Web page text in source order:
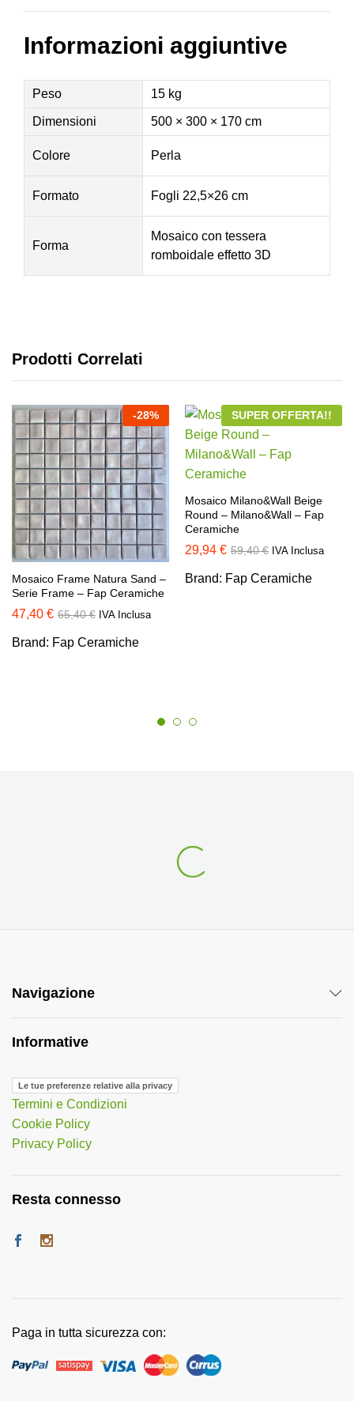
Informazioni aggiuntive
Peso 15 kg
Dimensioni 500 × 300 × 170 cm
Colore Perla
Formato Fogli 22,5×26 cm
Forma
Mosaico con tessera
romboidale effetto 3D
Prodotti Correlati
-28%
Mosaico Frame Natura Sand –
Serie Frame – Fap Ceramiche
47,40 € 65,40€ IVA Inclusa
Brand: Fap Ceramiche
SUPER OFFERTA!!
Mosaico Milano&Wall Beige
Round – Milano&Wall – Fap
Ceramiche
29,94 € 59,40€ IVA Inclusa
Brand: Fap Ceramiche
Navigazione
Informative
Le tue preferenze relative alla privacy
Termini e Condizioni
Cookie Policy
Privacy Policy
Resta connesso
Paga in tutta sicurezza con: